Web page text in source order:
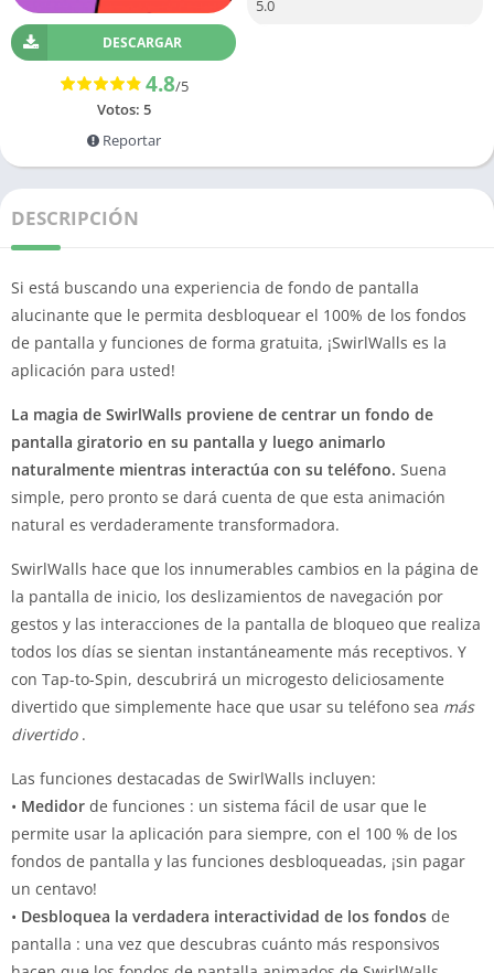
DESCARGAR
4.8/5
Votos: 5
Reportar
5.0
DESCRIPCIÓN
Si está buscando una experiencia de fondo de pantalla
alucinante que le permita desbloquear el 100% de los fondos
de pantalla y funciones de forma gratuita, ¡SwirlWalls es la
aplicación para usted!
La magia de SwirlWalls proviene de centrar un fondo de
pantalla giratorio en su pantalla y luego animarlo
naturalmente mientras interactúa con su teléfono. Suena
simple, pero pronto se dará cuenta de que esta animación
natural es verdaderamente transformadora.
SwirlWalls hace que los innumerables cambios en la página de
la pantalla de inicio, los deslizamientos de navegación por
gestos y las interacciones de la pantalla de bloqueo que realiza
todos los días se sientan instantáneamente más receptivos. Y
con Tap-to-Spin, descubrirá un microgesto deliciosamente
divertido que simplemente hace que usar su teléfono sea más
divertido.
Las funciones destacadas de SwirlWalls incluyen:
• Medidor de funciones : un sistema fácil de usar que le
permite usar la aplicación para siempre, con el 100 % de los
fondos de pantalla y las funciones desbloqueadas, ¡sin pagar
un centavo!
• Desbloquea la verdadera interactividad de los fondos de
pantalla : una vez que descubras cuánto más responsivos